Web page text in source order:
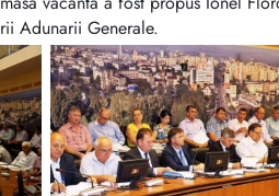
Adunarii Generale.